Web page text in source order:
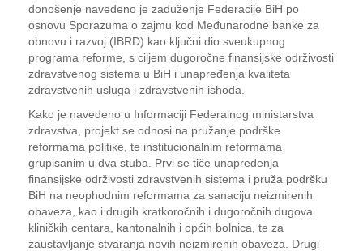
donošenje navedeno je zaduženje Federacije BiH po
osnovu Sporazuma o zajmu kod Međunarodne banke za
obnovu i razvoj (IBRD) kao ključni dio sveukupnog
programa reforme, s ciljem dugoročne finansijske održivosti
zdravstvenog sistema u BiH i unapređenja kvaliteta
zdravstvenih usluga i zdravstvenih ishoda.
Kako je navedeno u Informaciji Federalnog ministarstva
zdravstva, projekt se odnosi na pružanje podrške
reformama politike, te institucionalnim reformama
grupisanim u dva stuba. Prvi se tiče unapređenja
finansijske održivosti zdravstvenih sistema i pruža podršku
BiH na neophodnim reformama za sanaciju neizmirenih
obaveza, kao i drugih kratkoročnih i dugoročnih dugova
kliničkih centara, kantonalnih i općih bolnica, te za
zaustavljanje stvaranja novih neizmirenih obaveza. Drugi